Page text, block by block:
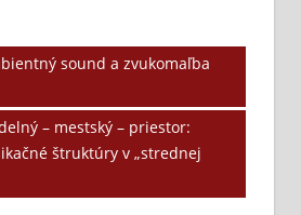
sound a zvukomaľba
– mestský – priestor:
štruktúry v „strednej